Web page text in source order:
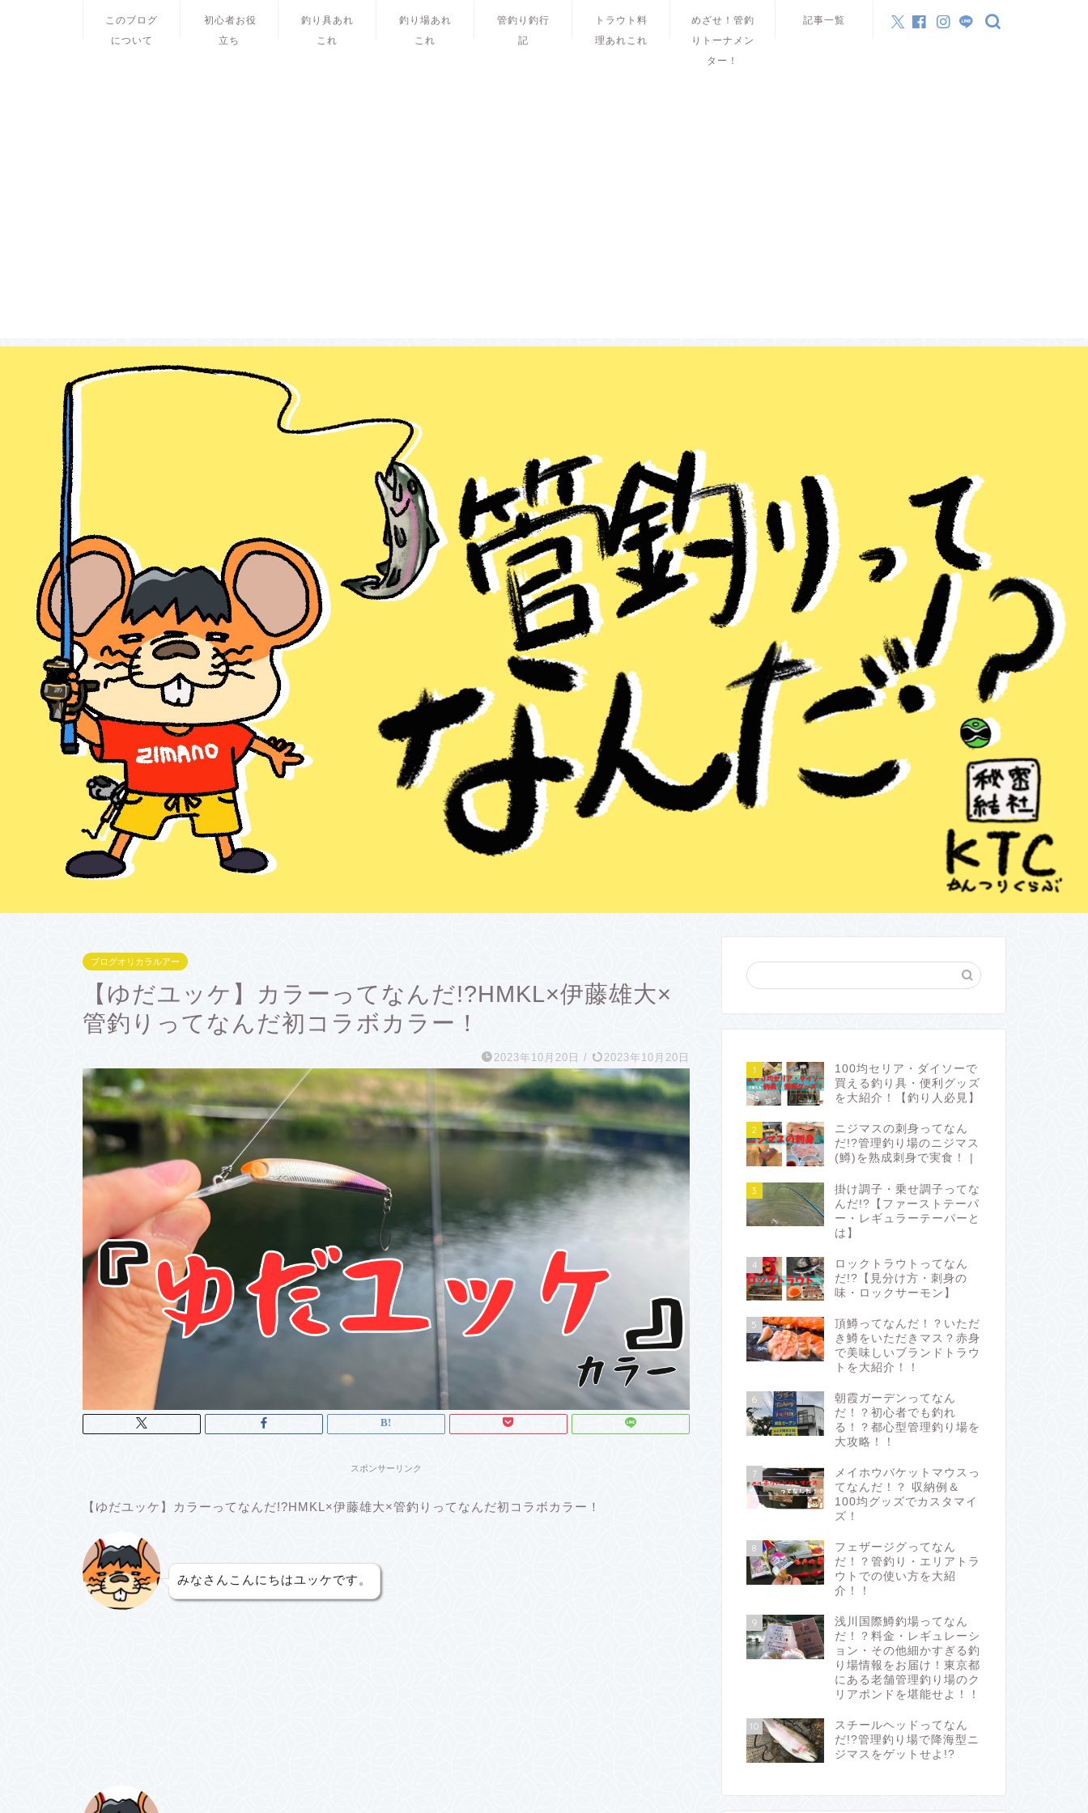
このブログ
について
初心者お役
立ち
釣り具あれ
これ
釣り場あれ
これ
管釣り釣行
記
トラウト料
理あれこれ
めざせ！管釣
りトーナメン
ター！
記事一覧
ブログオリカラルアー
【ゆだユッケ】カラーってなんだ!?HMKL×伊藤雄大×
管釣りってなんだ初コラボカラー！
2023年10月20日 / 2023年10月20日
スポンサーリンク
【ゆだユッケ】カラーってなんだ!?HMKL×伊藤雄大×管釣りってなんだ初コラボカラー！
みなさんこんにちはユッケです。
1
100均セリア・ダイソーで
買える釣り具・便利グッズ
を大紹介！【釣り人必見】
2
ニジマスの刺身ってなん
だ!?管理釣り場のニジマス
(鱒)を熟成刺身で実食！ |
3
掛け調子・乗せ調子ってな
んだ!?【ファーストテーパ
ー・レギュラーテーパーと
は】
4
ロックトラウトってなん
だ!?【見分け方・刺身の
味・ロックサーモン】
5
頂鱒ってなんだ！？いただ
き鱒をいただきマス？赤身
で美味しいブランドトラウ
トを大紹介！！
6
朝霞ガーデンってなん
だ！？初心者でも釣れ
る！？都心型管理釣り場を
大攻略！！
7
メイホウバケットマウスっ
てなんだ！？ 収納例＆
100均グッズでカスタマイ
ズ！
8
フェザージグってなん
だ！？管釣り・エリアトラ
ウトでの使い方を大紹
介！！
9
浅川国際鱒釣場ってなん
だ！？料金・レギュレーシ
ョン・その他細かすぎる釣
り場情報をお届け！東京都
にある老舗管理釣り場のク
リアポンドを堪能せよ！！
10
スチールヘッドってなん
だ!?管理釣り場で降海型ニ
ジマスをゲットせよ!?